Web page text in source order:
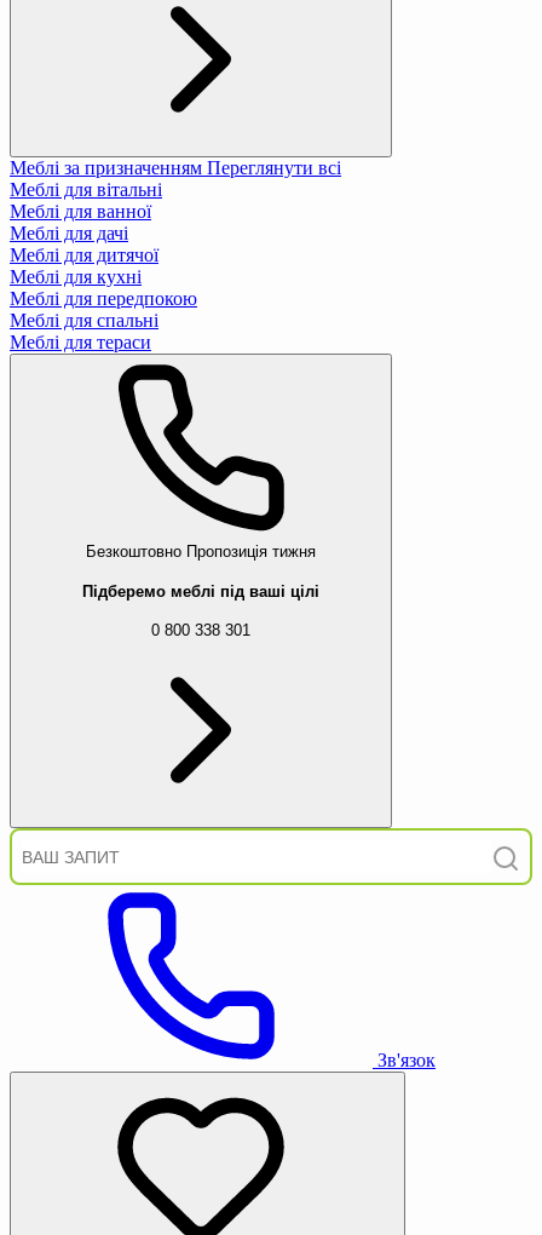
Меблі за призначенням Переглянути всі
Меблі для вітальні
Меблі для ванної
Меблі для дачі
Меблі для дитячої
Меблі для кухні
Меблі для передпокою
Меблі для спальні
Меблі для тераси
Безкоштовно Пропозиція тижня
Підберемо меблі під ваші цілі
0 800 338 301
Зв'язок